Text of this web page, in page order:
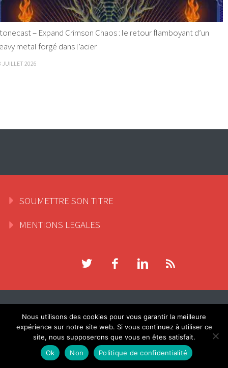
– Expand Crimson Chaos : le retour flamboyant d’un
metal forgé dans l’acier
JUILLET 2026
SOUMETTRE SON TITRE
MENTIONS LEGALES
Connexion
Nous utilisons des cookies pour vous garantir la meilleure
expérience sur notre site web. Si vous continuez à utiliser ce
site, nous supposerons que vous en êtes satisfait.
Ok
Non Politique de confidentialité